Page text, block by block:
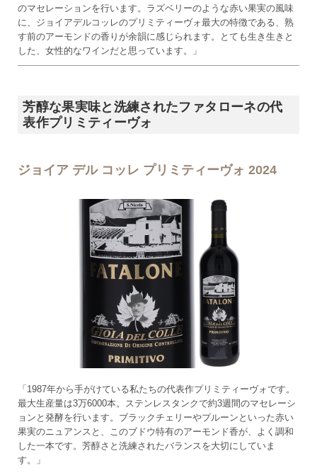
のマセレーションを行います。ラズベリーのような赤い果実の風味
に、ジョイアデルコッレのプリミティーヴォ最大の特徴である、熟
す前のアーモンドの香りが余韻に感じられます。とても生き生きと
した、女性的なワインだと思っています。」
芳醇な果実味と洗練されたファタローネの代
表作プリミティーヴォ
ジョイア デル コッレ プリミティーヴォ 2024
「1987年から手がけている私たちの代表作プリミティーヴォです。
最大生産量は3万6000本。ステンレスタンクで約3週間のマセレーシ
ョンと発酵を行います。ブラックチェリーやプルーンといった赤い
果実のニュアンスと、このブドウ特有のアーモンド香が、よく調和
した一本です。芳醇さと洗練されたバランスを大切にしていま
す。」